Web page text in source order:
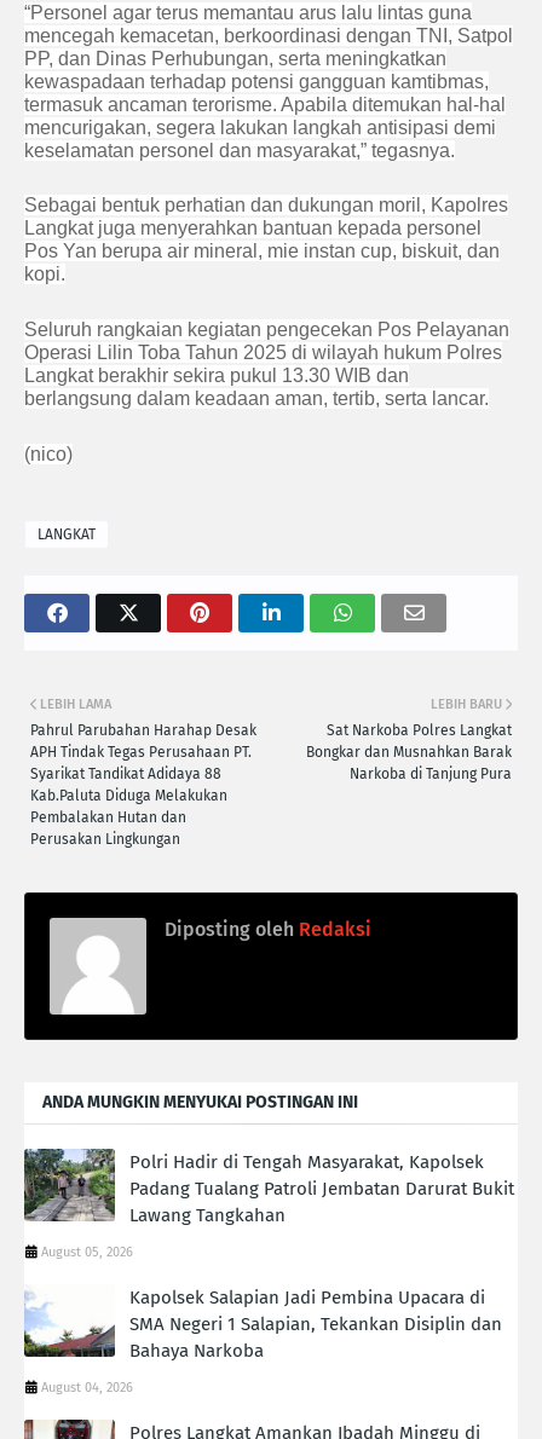
“Personel agar terus memantau arus lalu lintas guna
mencegah kemacetan, berkoordinasi dengan TNI, Satpol
PP, dan Dinas Perhubungan, serta meningkatkan
kewaspadaan terhadap potensi gangguan kamtibmas,
termasuk ancaman terorisme. Apabila ditemukan hal-hal
mencurigakan, segera lakukan langkah antisipasi demi
keselamatan personel dan masyarakat,” tegasnya.
Sebagai bentuk perhatian dan dukungan moril, Kapolres
Langkat juga menyerahkan bantuan kepada personel
Pos Yan berupa air mineral, mie instan cup, biskuit, dan
kopi.
Seluruh rangkaian kegiatan pengecekan Pos Pelayanan
Operasi Lilin Toba Tahun 2025 di wilayah hukum Polres
Langkat berakhir sekira pukul 13.30 WIB dan
berlangsung dalam keadaan aman, tertib, serta lancar.
(nico)
LANGKAT
LEBIH BARU
Sat Narkoba Polres Langkat
Bongkar dan Musnahkan Barak
Narkoba di Tanjung Pura
LEBIH LAMA
Pahrul Parubahan Harahap Desak
APH Tindak Tegas Perusahaan PT.
Syarikat Tandikat Adidaya 88
Kab.Paluta Diduga Melakukan
Pembalakan Hutan dan
Perusakan Lingkungan
Diposting oleh Redaksi
ANDA MUNGKIN MENYUKAI POSTINGAN INI
Polri Hadir di Tengah Masyarakat, Kapolsek
Padang Tualang Patroli Jembatan Darurat Bukit
Lawang Tangkahan
August 05, 2026
Kapolsek Salapian Jadi Pembina Upacara di
SMA Negeri 1 Salapian, Tekankan Disiplin dan
Bahaya Narkoba
August 04, 2026
Polres Langkat Amankan Ibadah Minggu di